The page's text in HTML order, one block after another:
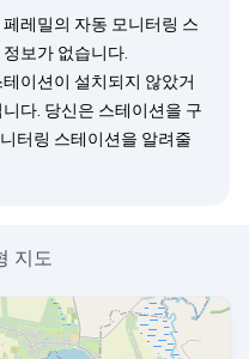
레밀의 자동 모니터링 스
보가 없습니다.
이션이 설치되지 않았거
다. 당신은 스테이션을 구
터링 스테이션을 알려줄
지도